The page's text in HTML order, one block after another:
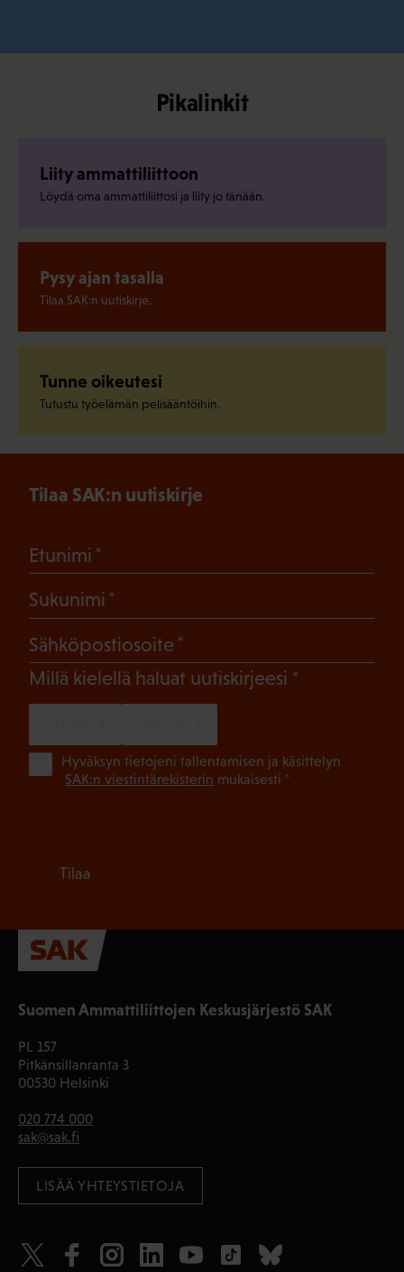
Pikalinkit
Liity ammattiliittoon
Löydä oma ammattiliittosi ja liity jo tänään.
Pysy ajan tasalla
Tilaa SAK:n uutiskirje.
Tunne oikeutesi
Tutustu työelämän pelisääntöihin.
Suomen Ammattiliittojen Keskusjärjestö SAK
PL 157
Pitkänsillanranta 3
00530 Helsinki
020 774 000
sak@sak.fi
LISÄÄ YHTEYSTIETOJA
Tilaa SAK:n uutiskirje
Etunimi
Sukunimi
Sähköpostiosoite
Millä kielellä haluat uutiskirjeesi (Pakollinen)
Hyväksyn tietojeni tallentamisen ja käsittelyn
SAK:n viestintärekisterin mukaisesti *
Tilaa